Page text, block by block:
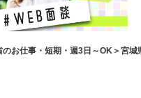
のお仕事・短期・週3日～OK＞宮